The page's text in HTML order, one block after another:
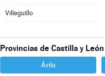
Villeguillo
Provincias de Castilla y León
Ávila